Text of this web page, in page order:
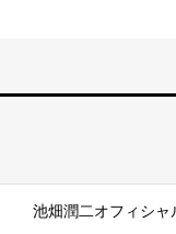
池畑潤二オフィシャ